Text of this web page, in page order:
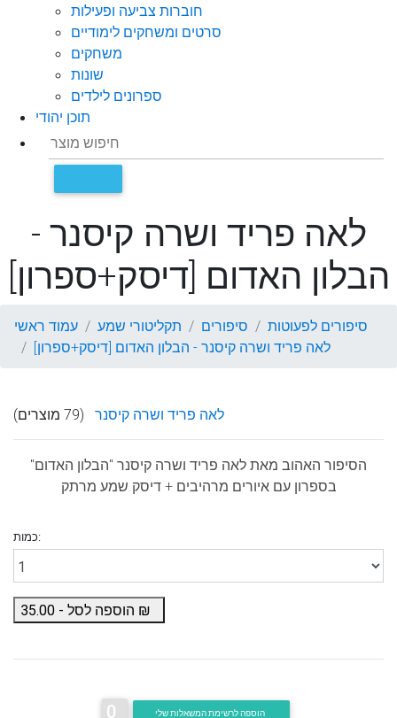
חוברות צביעה ופעילות
סרטים ומשחקים לימודיים
משחקים
שונות
ספרונים לילדים
תוכן יהודי
לאה פריד ושרה קיסנר -
הבלון האדום [דיסק+ספרון]
עמוד ראשי תקליטורי שמע סיפורים
סיפורים לפעוטות
לאה פריד ושרה קיסנר - הבלון האדום [דיסק+ספרון]
לאה פריד ושרה קיסנר (79 מוצרים)
הסיפור האהוב מאת לאה פריד ושרה קיסנר "הבלון האדום"
בספרון עם איורים מרהיבים + דיסק שמע מרתק
כמות:
הוספה לסל - 35.00
0